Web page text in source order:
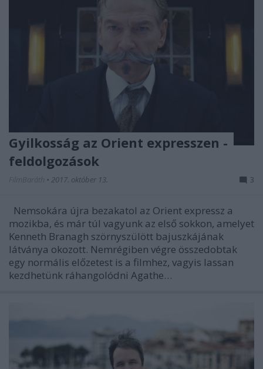
Gyilkosság az Orient expresszen -
feldolgozások
• 2017. október 13. 3
Nemsokára újra bezakatol az Orient expressz a
mozikba, és már túl vagyunk az első sokkon, amelyet
Kenneth Branagh szörnyszülött bajuszkájának
látványa okozott. Nemrégiben végre összedobtak
egy normális előzetest is a filmhez, vagyis lassan
kezdhetünk ráhangolódni Agathe…